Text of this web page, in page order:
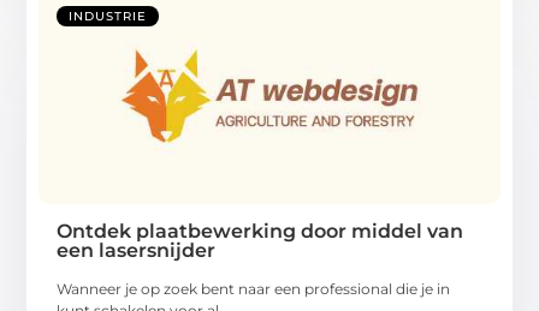
INDUSTRIE
Ontdek plaatbewerking door middel van
een lasersnijder
Wanneer je op zoek bent naar een professional die je in